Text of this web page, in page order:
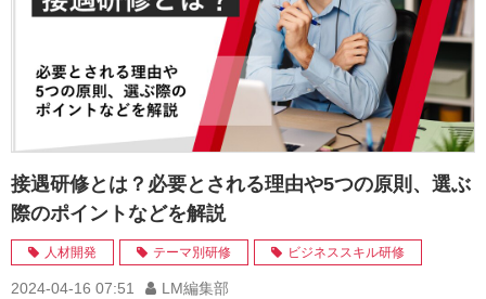
接遇研修とは？必要とされる理由や5つの原則、選ぶ
際のポイントなどを解説
人材開発 テーマ別研修 ビジネススキル研修
2024-04-16 07:51 LM編集部